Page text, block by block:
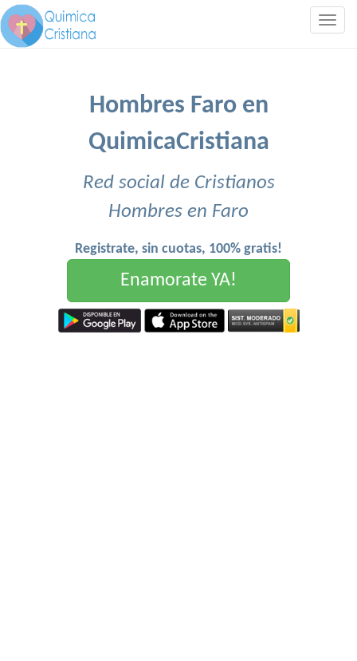
Hombres Faro en
QuimicaCristiana
Red social de Cristianos
Hombres en Faro
Registrate, sin cuotas, 100% gratis!
Enamorate YA!